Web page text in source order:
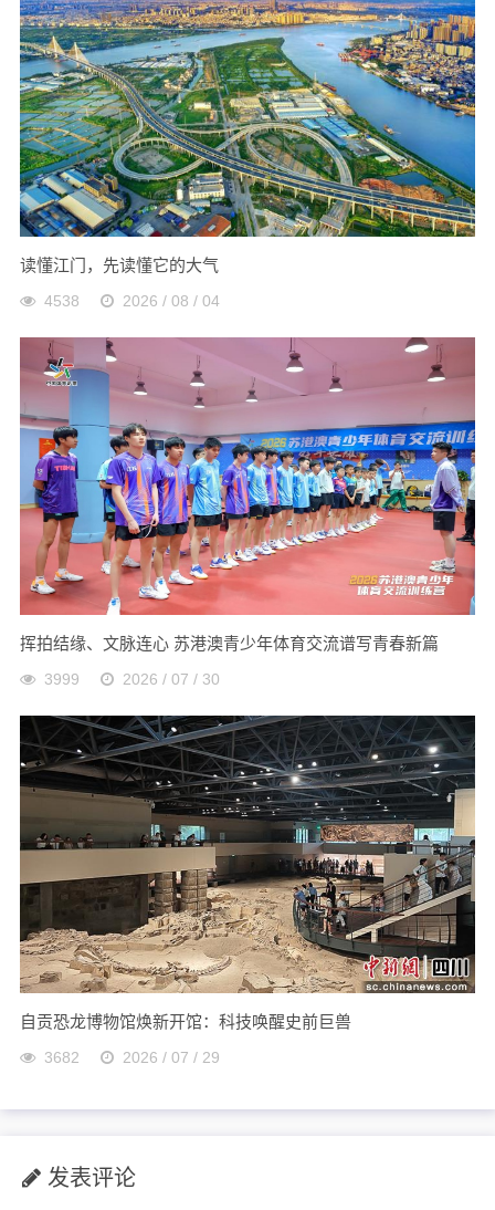
读懂江门，先读懂它的大气
4538 2026 / 08 / 04
挥拍结缘、文脉连心 苏港澳青少年体育交流谱写青春新篇
3999 2026 / 07 / 30
自贡恐龙博物馆焕新开馆：科技唤醒史前巨兽
3682 2026 / 07 / 29
发表评论